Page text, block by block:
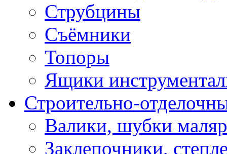
Струбцины
Съёмники
Топоры
Ящики
Строительно-
Валики, шубки
Заклепочники,